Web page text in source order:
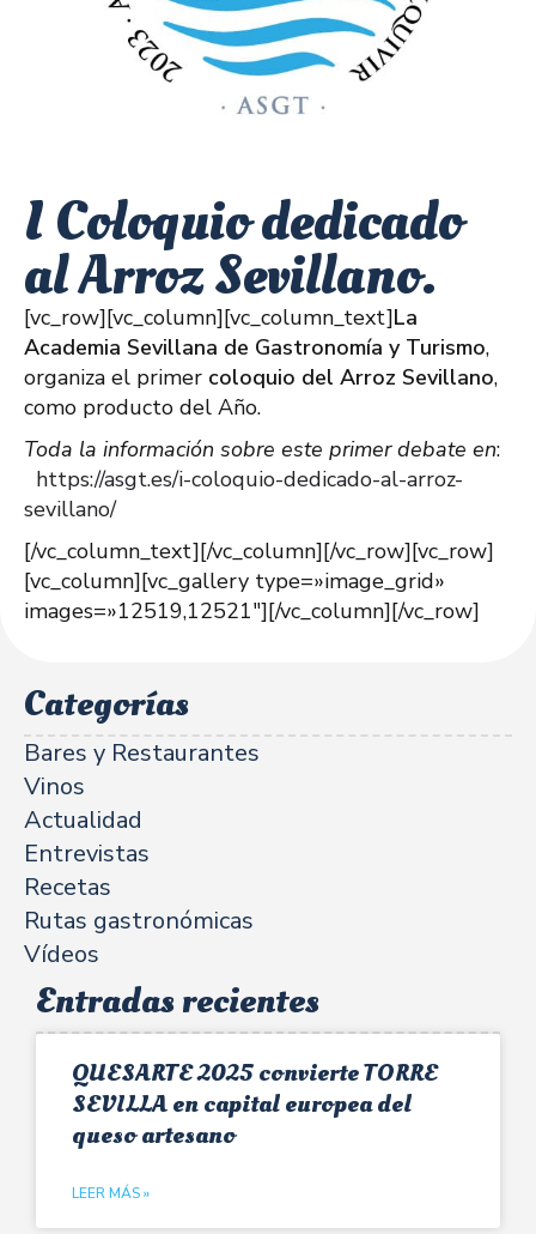
I Coloquio dedicado
al Arroz Sevillano.
[vc_row][vc_column][vc_column_text]La
Academia Sevillana de Gastronomía y Turismo,
organiza el primer coloquio del Arroz Sevillano,
como producto del Año.
Toda la información sobre este primer debate en:
https://asgt.es/i-coloquio-dedicado-al-arroz-
sevillano/
[/vc_column_text][/vc_column][/vc_row][vc_row]
[vc_column][vc_gallery type=»image_grid»
images=»12519,12521″][/vc_column][/vc_row]
Categorías
Bares y Restaurantes
Vinos
Actualidad
Entrevistas
Recetas
Rutas gastronómicas
Vídeos
Entradas recientes
QUESARTE 2025 convierte TORRE
SEVILLA en capital europea del
queso artesano
LEER MÁS »